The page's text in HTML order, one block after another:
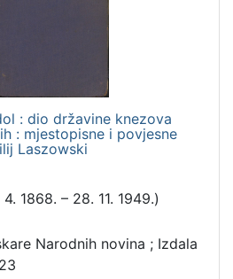
: dio državine knezova
: mjestopisne i povjesne
Laszowski
1868. – 28. 11. 1949.)
Narodnih novina ; Izdala